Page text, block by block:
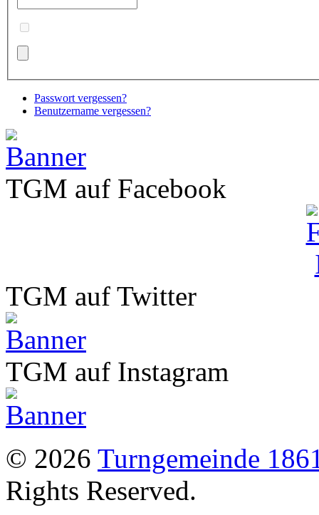
Passwort vergessen?
Benutzername vergessen?
TGM auf Facebook
TGM auf Twitter
TGM auf Instagram
© 2026 Turngemeinde
Rights Reserved.